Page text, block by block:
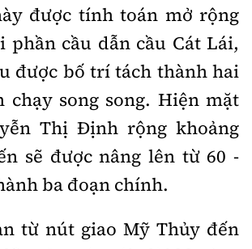
được tính toán mở rộng
phần cầu dẫn cầu Cát Lái,
được bố trí tách thành hai
chạy song song. Hiện mặt
Thị Định rộng khoảng
sẽ được nâng lên từ 60 -
ba đoạn chính.
từ nút giao Mỹ Thủy đến